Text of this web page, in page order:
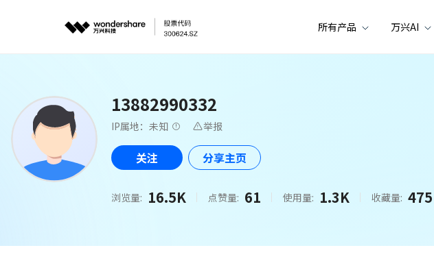
所有产品 万兴AI
13882990332
IP属地：未知 举报
关注 分享主页
浏览量: 16.5K 点赞量: 61 使用量: 1.3K 收藏量: 475